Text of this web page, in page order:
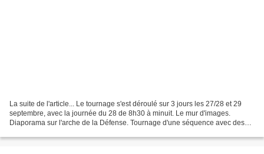
La suite de l'article... Le tournage s'est déroulé sur 3 jours les 27/28 et 29
septembre, avec la journée du 28 de 8h30 à minuit. Le mur d'images.
Diaporama sur l'arche de la Défense. Tournage d'une séquence avec des